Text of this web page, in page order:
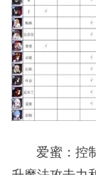
爱蜜：控